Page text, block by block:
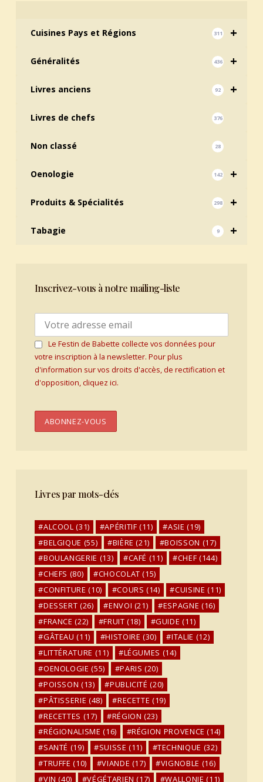
+
Cuisines Pays et Régions 311
+
Généralités 436
+
Livres anciens 92
Livres de chefs 376
Non classé 28
+
Oenologie 142
+
Produits & Spécialités 298
+
Tabagie 9
Inscrivez-vous à notre mailing-liste
Le Festin de Babette collecte vos données pour
votre inscription à la newsletter. Pour plus
d'information sur vos droits d'accès, de rectification et
d'opposition, cliquez ici.
Livres par mots-clés
ALCOOL (31) APÉRITIF (11) ASIE (19)
BELGIQUE (55) BIÈRE (21) BOISSON (17)
BOULANGERIE (13) CAFÉ (11) CHEF (144)
CHEFS (80) CHOCOLAT (15)
CONFITURE (10) COURS (14) CUISINE (11)
DESSERT (26) ENVOI (21) ESPAGNE (16)
FRANCE (22) FRUIT (18) GUIDE (11)
GÂTEAU (11) HISTOIRE (30) ITALIE (12)
LITTÉRATURE (11) LÉGUMES (14)
OENOLOGIE (55) PARIS (20)
POISSON (13) PUBLICITÉ (20)
PÂTISSERIE (48) RECETTE (19)
RECETTES (17) RÉGION (23)
RÉGIONALISME (16) RÉGION PROVENCE (14)
SANTÉ (19) SUISSE (11) TECHNIQUE (32)
TRUFFE (10) VIANDE (17) VIGNOBLE (16)
VIN (40) VÉGÉTARIEN (17) WALLONIE (11)